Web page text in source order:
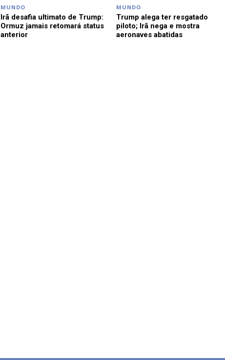
MUNDO
Irã desafia ultimato de Trump:
Ormuz jamais retomará status
anterior
MUNDO
Trump alega ter resgatado
piloto; Irã nega e mostra
aeronaves abatidas